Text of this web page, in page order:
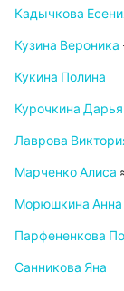
Кадычкова
Кузина Вероника
Кукина Полина
Курочкина Дарья
Лаврова
Марченко Алиса
Морюшкина Анна
Парфененкова
Санникова Яна